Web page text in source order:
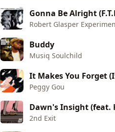
Gonna Be Alright
Robert Glasper
Buddy
Musiq Soulchild
It Makes You Forget
Peggy Gou
Dawn's Insight (feat.
2nd Exit